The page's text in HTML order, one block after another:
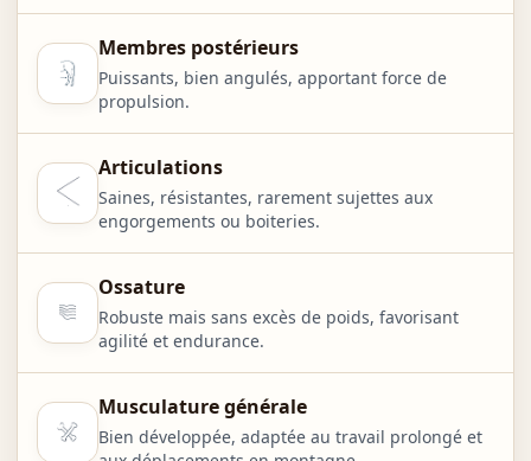
Membres postérieurs
Puissants, bien angulés, apportant force de
propulsion.
Articulations
Saines, résistantes, rarement sujettes aux
engorgements ou boiteries.
Ossature
Robuste mais sans excès de poids, favorisant
agilité et endurance.
Musculature générale
Bien développée, adaptée au travail prolongé et